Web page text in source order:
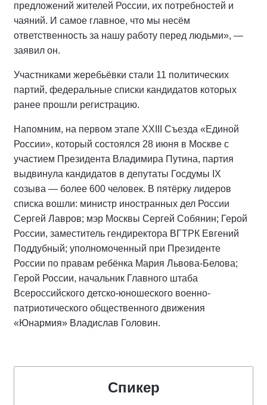
предложений жителей России, их потребностей и
чаяний. И самое главное, что мы несём
ответственность за нашу работу перед людьми», —
заявил он.
Участниками жеребьёвки стали 11 политических
партий, федеральные списки кандидатов которых
ранее прошли регистрацию.
Напомним, на первом этапе XXIII Съезда «Единой
России», который состоялся 28 июня в Москве с
участием Президента Владимира Путина, партия
выдвинула кандидатов в депутаты Госдумы IX
созыва — более 600 человек. В пятёрку лидеров
списка вошли: министр иностранных дел России
Сергей Лавров; мэр Москвы Сергей Собянин; Герой
России, заместитель гендиректора ВГТРК Евгений
Поддубный; уполномоченный при Президенте
России по правам ребёнка Мария Львова-Белова;
Герой России, начальник Главного штаба
Всероссийского детско-юношеского военно-
патриотического общественного движения
«Юнармия» Владислав Головин.
Спикер